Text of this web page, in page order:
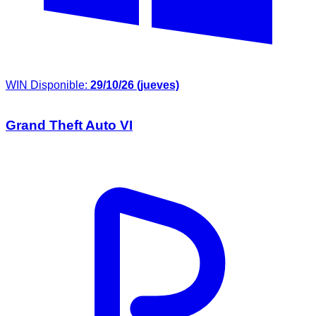
WIN Disponible: 29/10/26 (jueves)
Grand Theft Auto VI